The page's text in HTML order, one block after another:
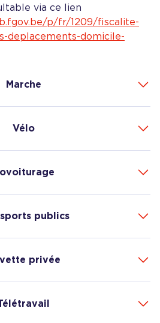
via ce lien
p/fr/1209/fiscalite-
deplacements-domicile-
Marche
Vélo
publics
privée